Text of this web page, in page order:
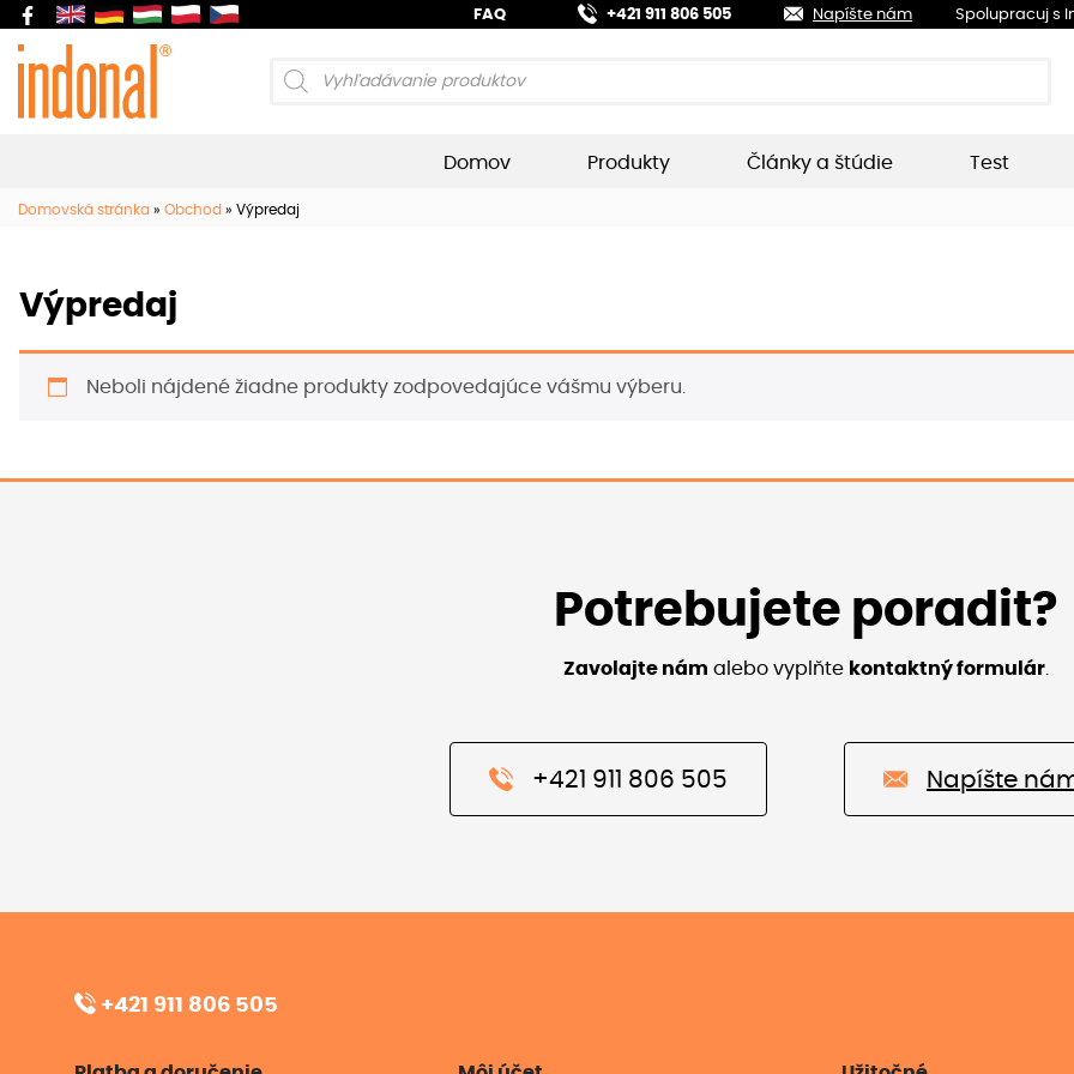
FAQ +421 911 806 505 Napíšte nám Spolupracuj s
Products
Domov Produkty Články a štúdie Test
Domovská stránka » Obchod » Výpredaj
Výpredaj
Neboli nájdené žiadne produkty zodpovedajúce vášmu výberu.
Potrebujete poradit?
Zavolajte nám alebo vyplňte kontaktný formulár.
+421 911 806 505 Napíšte
+421 911 806 505